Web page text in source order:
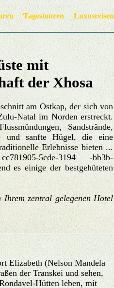
Tagestouren Luxusreisen
mit
der Xhosa
am Ostkap, der sich von
Natal im Norden erstreckt.
Sandstrände,
und sanfte Hügel, die eine
Erlebnisse bieten ...
5cde-3194 -bb3b-
es einige der bestgehüteten
zentral gelegenen Hotel
Elizabeth (Nelson Mandela
der Transkei und sehen,
Hütten leben, mit